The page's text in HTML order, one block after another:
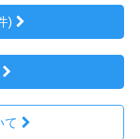
)
て